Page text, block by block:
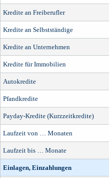
Kredite an Freiberufler
Kredite an Selbstständige
Kredite an Unternehmen
Kredite für Immobilien
Autokredite
Pfandkredite
Payday-Kredite (Kurzzeitkredite)
Laufzeit von … Monaten
Laufzeit bis … Monate
Einlagen, Einzahlungen